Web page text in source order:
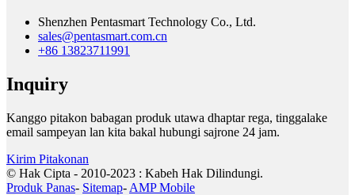
Shenzhen Pentasmart Technology Co., Ltd.
sales@pentasmart.com.cn
+86 13823711991
Inquiry
Kanggo pitakon babagan produk utawa dhaptar rega, tinggalake
email sampeyan lan kita bakal hubungi sajrone 24 jam.
Kirim Pitakonan
© Hak Cipta - 2010-2023 : Kabeh Hak Dilindungi.
Produk Panas- Sitemap- AMP Mobile